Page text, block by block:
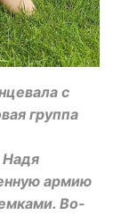
с
группа
Надя
армию
Во-